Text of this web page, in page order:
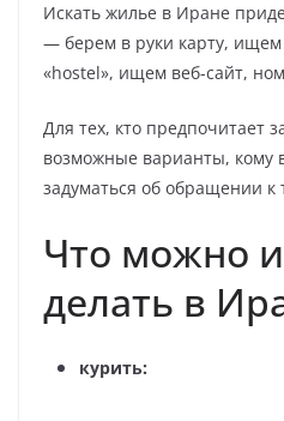
Искать жилье в Иране
— берем в руки карту,
«hostel», ищем веб-сайт,
Для тех, кто предпочитает
возможные варианты, кому
задуматься об обращении к
Что можно
делать в
курить: